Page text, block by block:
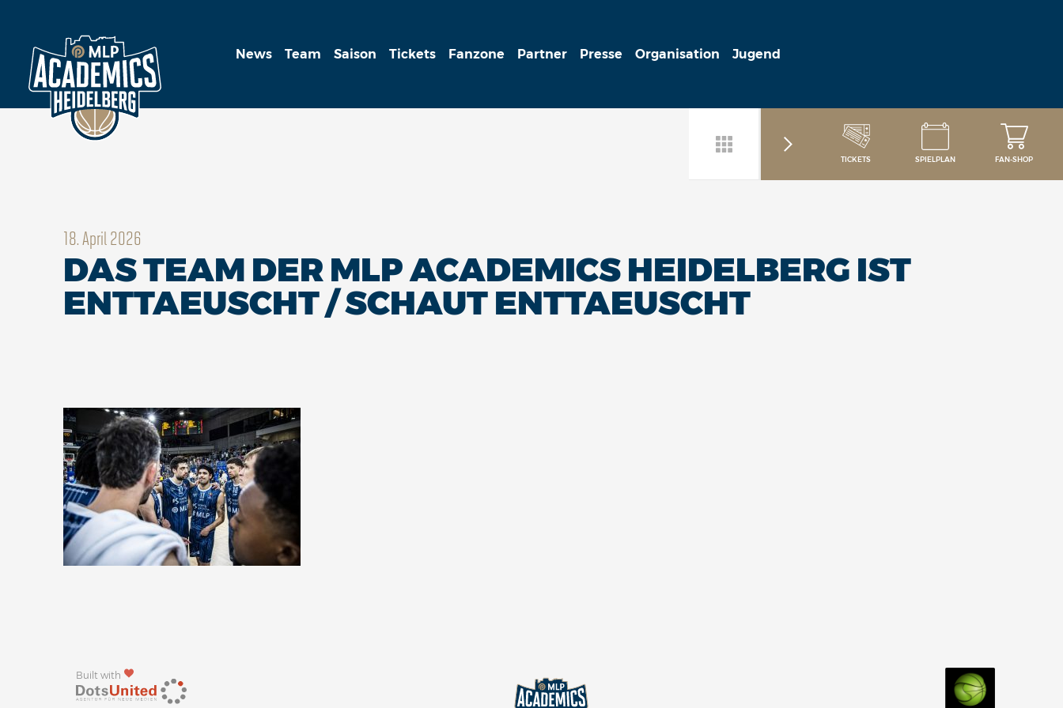
News Team Saison Tickets Fanzone Partner Presse Organisation Jugend
TICKETS SPIELPLAN FAN-SHOP
18. April 2026
DAS TEAM DER MLP ACADEMICS HEIDELBERG IST
ENTTAEUSCHT / SCHAUT ENTTAEUSCHT
Built with